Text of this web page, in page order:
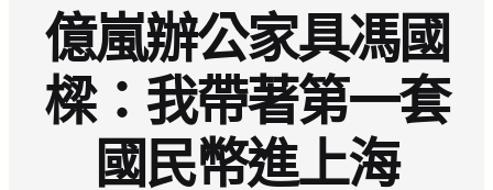
億嵐辦公家具馮國
樑：我帶著第一套
國民幣進上海